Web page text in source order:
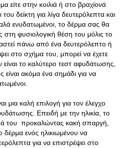
είτε στην κοιλιά ή στο βραχίονά
δείκτη για λίγα δευτερόλεπτα και
ενυδατωμένοι, το δέρμα σας θα
στη φυσιολογική θέση του μόλις το
πάνω από ένα δευτερόλεπτο ή
στο σχήμα του, μπορεί να έχετε
το καλύτερο τεστ αφυδάτωσης,
είναι ακόμα ένα σημάδι για να
μια καλή επιλογή για τον έλεγχο
Επειδή με την ηλικία, το
του προκαλώντας κακή σπαργή,
δέρμα ενός ηλικιωμένου να
για να επιστρέψει στο